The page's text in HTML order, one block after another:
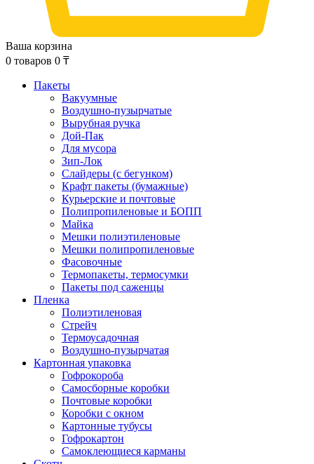
Ваша корзина
0 товаров 0 ₸
Пакеты
Вакуумные
Воздушно-пузырчатые
Вырубная ручка
Дой-Пак
Для мусора
Зип-Лок
Слайдеры (с бегунком)
Крафт пакеты (бумажные)
Курьерские и почтовые
Полипропиленовые и БОПП
Майка
Мешки полиэтиленовые
Мешки полипропиленовые
Фасовочные
Термопакеты, термосумки
Пакеты под саженцы
Пленка
Полиэтиленовая
Стрейч
Термоусадочная
Воздушно-пузырчатая
Картонная упаковка
Гофрокороба
Самосборные коробки
Почтовые коробки
Коробки с окном
Картонные тубусы
Гофрокартон
Самоклеющиеся карманы